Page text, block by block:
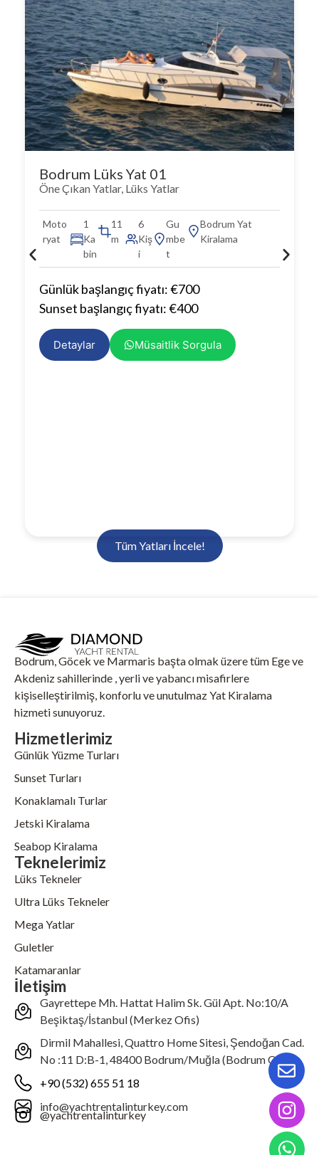
Bodrum Lüks Yat 01
Öne Çıkan Yatlar, Lüks Yatlar
Moto
ryat
1
Ka
bin
11
m
6
Kiş
i
Gu
mbe
t
Bodrum Yat
Kiralama
Günlük başlangıç fiyatı: €700
Sunset başlangıç fiyatı: €400
Detaylar Müsaitlik Sorgula
Tüm Yatları İncele!
Bodrum, Göcek ve Marmaris başta olmak üzere tüm Ege ve
Akdeniz sahillerinde , yerli ve yabancı misafirlere
kişiselleştirilmiş, konforlu ve unutulmaz Yat Kiralama
hizmeti sunuyoruz.
Hizmetlerimiz
Günlük Yüzme Turları
Sunset Turları
Konaklamalı Turlar
Jetski Kiralama
Seabop Kiralama
Teknelerimiz
Lüks Tekneler
Ultra Lüks Tekneler
Mega Yatlar
Guletler
Katamaranlar
İletişim
Gayrettepe Mh. Hattat Halim Sk. Gül Apt. No:10/A
Beşiktaş/İstanbul (Merkez Ofis)
Dirmil Mahallesi, Quattro Home Sitesi, Şendoğan Cad.
No :11 D:B-1, 48400 Bodrum/Muğla (Bodrum Ofis)
+90 (532) 655 51 18
info@yachtrentalinturkey.com
@yachtrentalinturkey